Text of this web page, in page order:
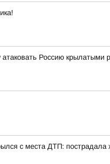
Россию
с места ДТП: